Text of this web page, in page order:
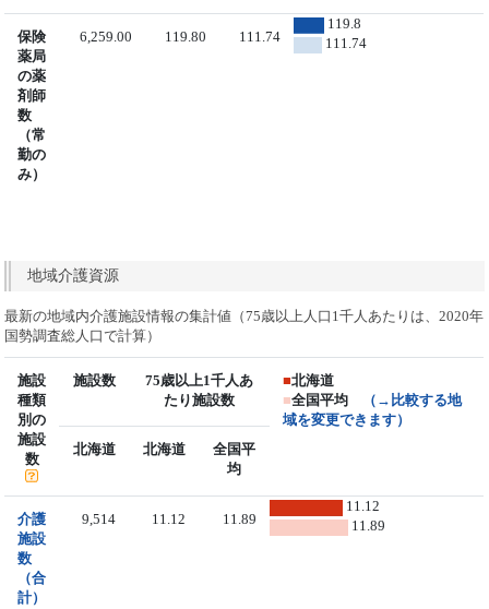
保険
薬局
の薬
剤師
数
（常
勤の
み）
6,259.00 119.80 111.74
119.8
111.74
地域介護資源
最新の地域内介護施設情報の集計値（75歳以上人口1千人あたりは、2020年
国勢調査総人口で計算）
施設
種類
別の
施設
数
施設数
75歳以上1千人あ
たり施設数
■北海道
■全国平均
（→比較する地
域を変更できます）
北海道
北海道
全国平
均
介護
施設
数
（合
計）
9,514 11.12 11.89
11.12
11.89